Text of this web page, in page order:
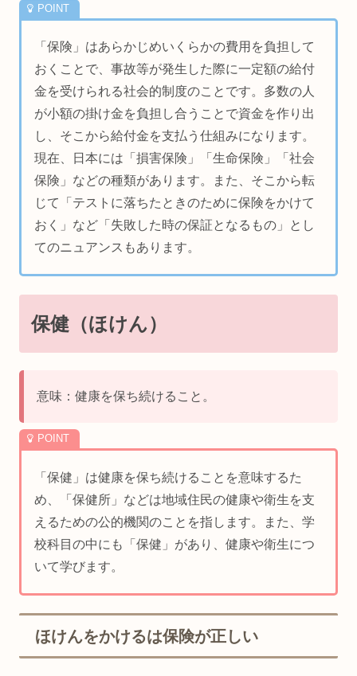
「保険」はあらかじめいくらかの費用を負担して
おくことで、事故等が発生した際に一定額の給付
金を受けられる社会的制度のことです。多数の人
が小額の掛け金を負担し合うことで資金を作り出
し、そこから給付金を支払う仕組みになります。
現在、日本には「損害保険」「生命保険」「社会
保険」などの種類があります。また、そこから転
じて「テストに落ちたときのために保険をかけて
おく」など「失敗した時の保証となるもの」とし
てのニュアンスもあります。
保健（ほけん）
意味：健康を保ち続けること。
「保健」は健康を保ち続けることを意味するた
め、「保健所」などは地域住民の健康や衛生を支
えるための公的機関のことを指します。また、学
校科目の中にも「保健」があり、健康や衛生につ
いて学びます。
ほけんをかけるは保険が正しい